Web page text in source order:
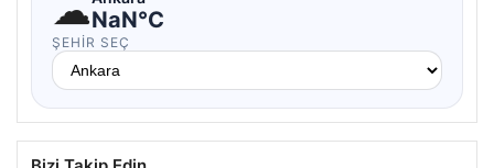
☁NaN°C
ŞEHIR SEÇ